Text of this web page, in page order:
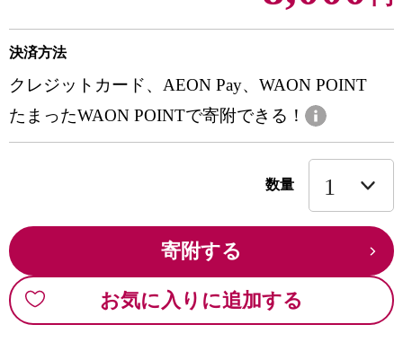
決済方法
クレジットカード、AEON Pay、WAON POINT
たまったWAON POINTで寄附できる！
数量
寄附する
お気に入りに追加する